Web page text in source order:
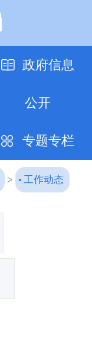
政府信息
公开
专题专栏
> 工作动态